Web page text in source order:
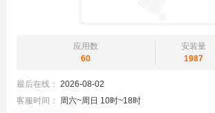
应用数
60
安装量
1987
最后在线： 2026-08-02
客服时间：
周六~周日 10时~18时